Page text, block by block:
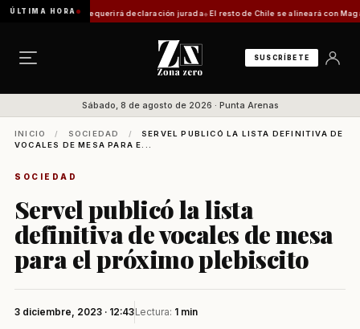
ÚLTIMA HORA
trámite requerirá declaración jurada El resto de Chile se alineará con
SUSCRÍBETE
Sábado, 8 de agosto de 2026 · Punta Arenas
INICIO / SOCIEDAD /
SERVEL PUBLICÓ LA LISTA DEFINITIVA DE
VOCALES DE MESA PARA E...
SOCIEDAD
Servel publicó la lista
definitiva de vocales de mesa
para el próximo plebiscito
3 diciembre, 2023 · 12:43Lectura: 1 min